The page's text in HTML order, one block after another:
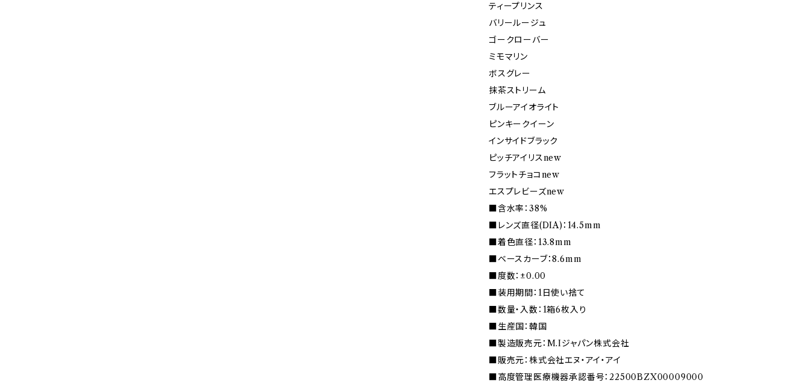
ティープリンス
バリールージュ
ゴークローバー
ミモマリン
ボスグレー
抹茶ストリーム
ブルーアイオライト
ピンキークイーン
インサイドブラック
ピッチアイリスnew
フラットチョコnew
エスプレビーズnew
■含水率：38%
■レンズ直径(DIA)：14.5mm
■着色直径：13.8mm
■ベースカーブ：8.6mm
■度数：±0.00
■装用期間：1日使い捨て
■数量・入数：1箱6枚入り
■生産国：韓国
■製造販売元：M.Iジャパン株式会社
■販売元：株式会社エヌ・アイ・アイ
■高度管理医療機器承認番号：22500BZX00009000